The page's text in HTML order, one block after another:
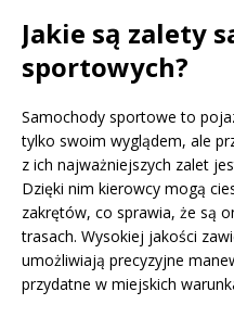
Jakie są zalety
sportowych?
Samochody sportowe to
tylko swoim wyglądem, ale
z ich najważniejszych zalet
Dzięki nim kierowcy mogą
zakrętów, co sprawia, że są
trasach. Wysokiej jakości
umożliwiają precyzyjne
przydatne w miejskich